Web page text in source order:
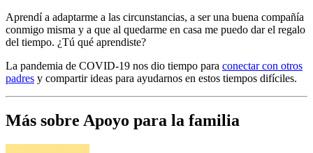
Aprendí a adaptarme a las circunstancias, a ser una buena compañía
conmigo misma y a que al quedarme en casa me puedo dar el regalo
del tiempo. ¿Tú qué aprendiste?
La pandemia de COVID-19 nos dio tiempo para conectar con otros
padres y compartir ideas para ayudarnos en estos tiempos difíciles.
Más sobre Apoyo para la familia